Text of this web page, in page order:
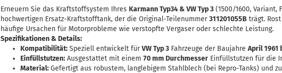
Erneuern Sie das Kraftstoffsystem Ihres Karmann Typ34 & VW Typ 3 (1500/1600, Variant,
hochwertigen Ersatz-Kraftstofftank, der die Original-Teilenummer311201055B trägt.
häufige Ursachen für Motorprobleme wie verstopfte Vergaser oder schlechte Leistung.
Spezifikationen & Details:
Kompatibilität: Speziell entwickelt fürVW Typ 3 Fahrzeuge der Baujahre April 1961
Einfüllstutzen: Ausgestattet mit einem 70 mm Durchmesser Einfüllstutzen für die
Material: Gefertigt aus robustem, langlebigem Stahlblech (bei Repro-Tanks) und